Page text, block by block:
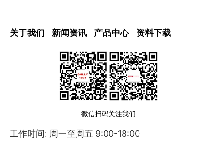
关于我们 新闻资讯 产品中心 资料下载
微信扫码关注我们
工作时间: 周一至周五 9:00-18:00